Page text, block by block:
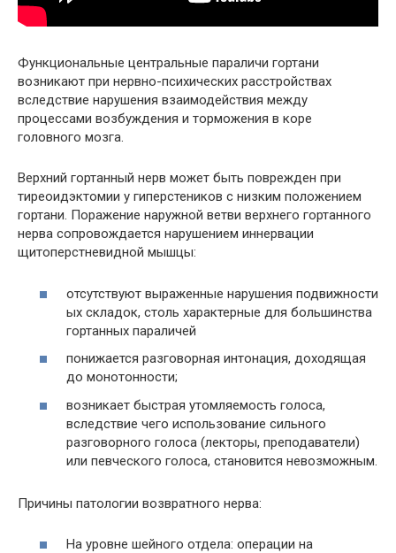
Функциональные центральные параличи гортани
возникают при нервно-психических расстройствах
вследствие нарушения взаимодействия между
процессами возбуждения и торможения в коре
головного мозга.
Верхний гортанный нерв может быть поврежден при
тиреоидэктомии у гиперстеников с низким положением
гортани. Поражение наружной ветви верхнего гортанного
нерва сопровождается нарушением иннервации
щитоперстневидной мышцы:
отсутствуют выраженные нарушения подвижности
ых складок, столь характерные для большинства
гортанных параличей
понижается разговорная интонация, доходящая
до монотонности;
возникает быстрая утомляемость голоса,
вследствие чего использование сильного
разговорного голоса (лекторы, преподаватели)
или певческого голоса, становится невозможным.
Причины патологии возвратного нерва:
На уровне шейного отдела: операции на